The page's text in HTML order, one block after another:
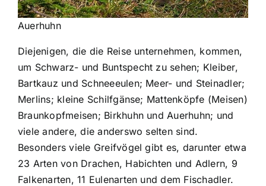
Auerhuhn
Diejenigen, die die Reise unternehmen, kommen,
um Schwarz- und Buntspecht zu sehen; Kleiber,
Bartkauz und Schneeeulen; Meer- und Steinadler;
Merlins; kleine Schilfgänse; Mattenköpfe (Meisen)
Braunkopfmeisen; Birkhuhn und Auerhuhn; und
viele andere, die anderswo selten sind.
Besonders viele Greifvögel gibt es, darunter etwa
23 Arten von Drachen, Habichten und Adlern, 9
Falkenarten, 11 Eulenarten und dem Fischadler.